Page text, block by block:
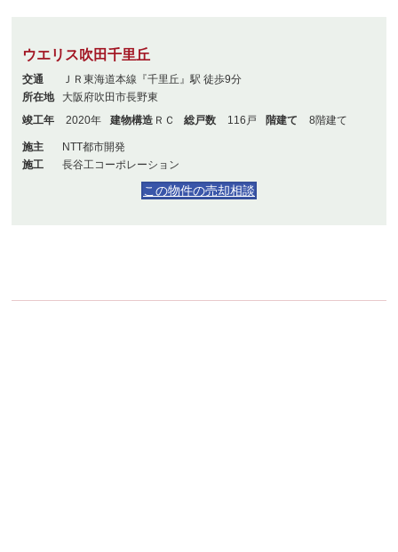
ウエリス吹田千里丘
交通
ＪＲ東海道本線『千里丘』駅 徒歩9分
所在地
大阪府吹田市長野東
竣工年
2020年 建物構造 ＲＣ 総戸数 116戸 階建て 8階建て
施主
NTT都市開発
施工
長谷工コーポレーション
この物件の売却相談